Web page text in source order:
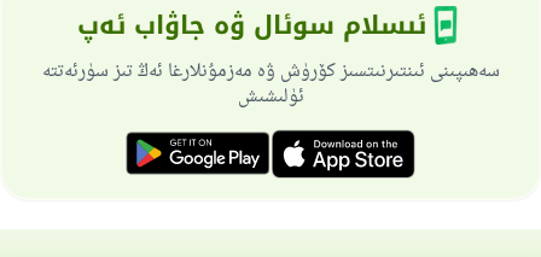
ئىسلام سوئال ۋە جاۋاب ئەپ
سەھىپىنى ئىنتىرنىتسىز كۆرۈش ۋە مەزمۇنلارغا ئەڭ تىز سۈرئەتتە
ئۈلىشىش